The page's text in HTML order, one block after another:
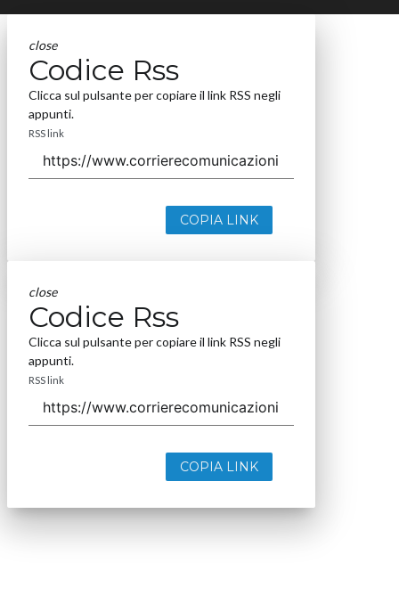
close
Codice Rss
Clicca sul pulsante per copiare il link RSS negli
appunti.
RSS link
COPIA LINK
close
Codice Rss
Clicca sul pulsante per copiare il link RSS negli
appunti.
RSS link
COPIA LINK